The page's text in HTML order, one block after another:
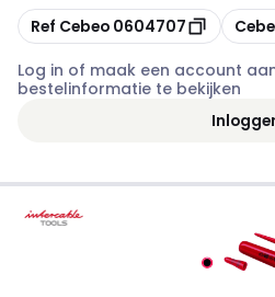
Kopiëren
Ref Cebeo 0604707
Log in of maak een account
bestelinformatie te bekijken